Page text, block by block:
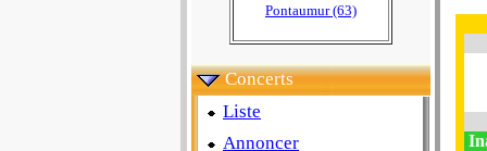
Pontaumur (63)
Concerts
Liste
Annoncer